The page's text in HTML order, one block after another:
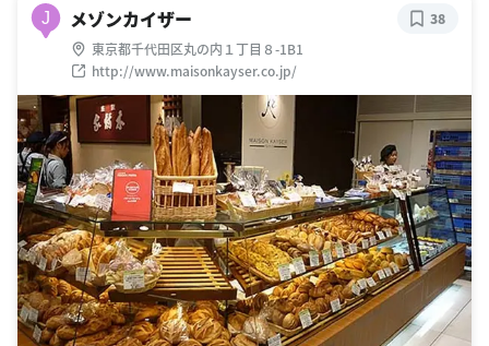
J メゾンカイザー
東京都千代田区丸の内１丁目８-1B1
http://www.maisonkayser.co.jp/
38